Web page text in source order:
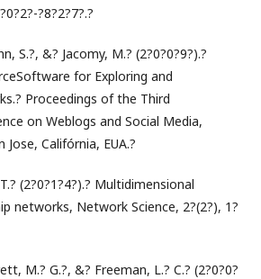
?8?2?7?.?
S.?, &? Jacomy, M.? (2?0?0?9?).?
for Exploring and
Proceedings of the Third
on Weblogs and Social Media,
Jose, Califórnia, EUA.?
(2?0?1?4?).? Multidimensional
networks, Network Science, 2?(2?), 1?
M.? G.?, &? Freeman, L.? C.? (2?0?0?